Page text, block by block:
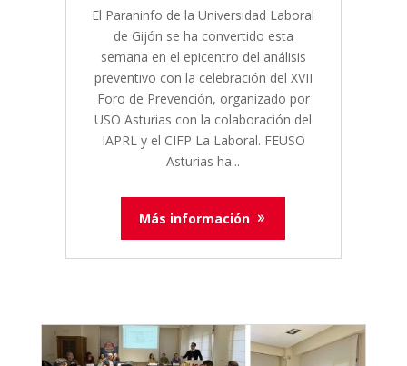
El Paraninfo de la Universidad Laboral
de Gijón se ha convertido esta
semana en el epicentro del análisis
preventivo con la celebración del XVII
Foro de Prevención, organizado por
USO Asturias con la colaboración del
IAPRL y el CIFP La Laboral. FEUSO
Asturias ha...
Más información